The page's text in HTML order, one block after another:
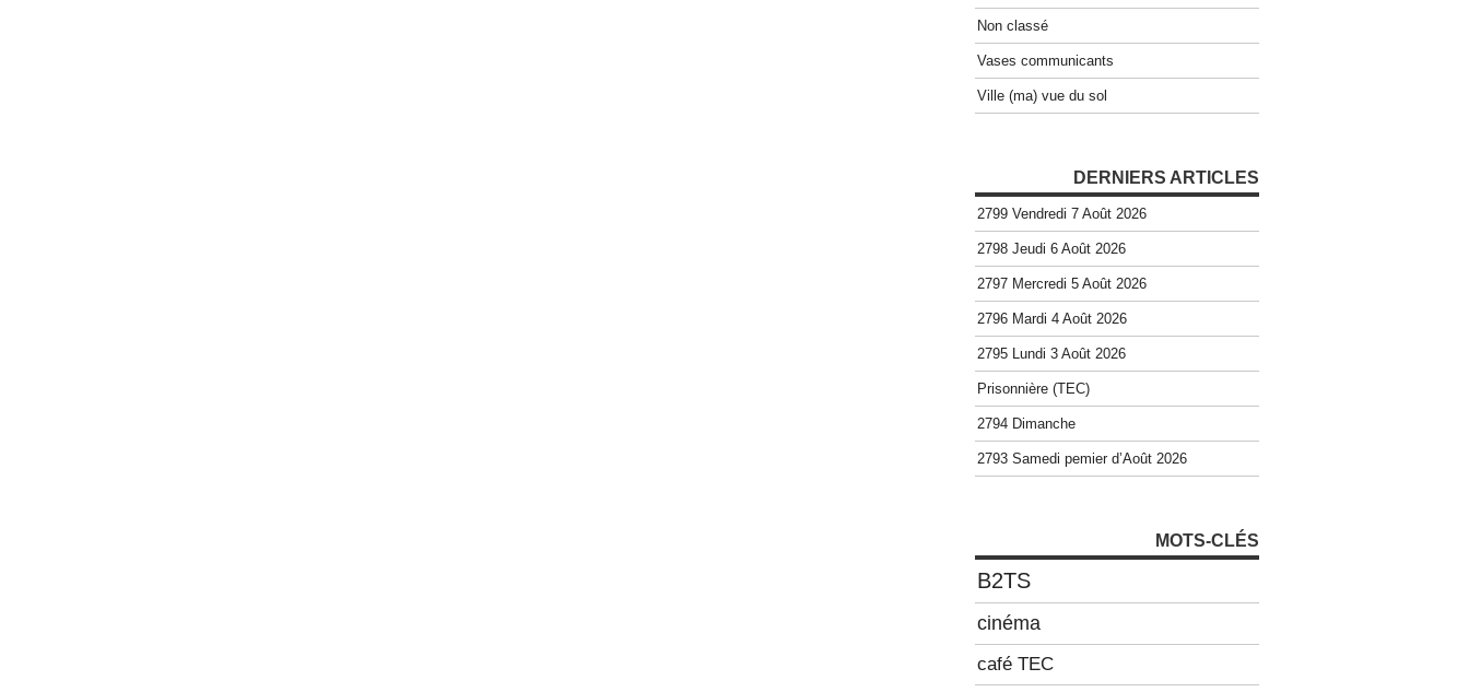
Non classé
Vases communicants
Ville (ma) vue du sol
DERNIERS ARTICLES
2799 Vendredi 7 Août 2026
2798 Jeudi 6 Août 2026
2797 Mercredi 5 Août 2026
2796 Mardi 4 Août 2026
2795 Lundi 3 Août 2026
Prisonnière (TEC)
2794 Dimanche
2793 Samedi pemier d’Août 2026
MOTS-CLÉS
B2TS
cinéma
café TEC